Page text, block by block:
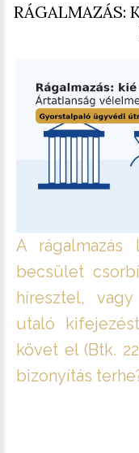
RÁGALMAZÁS:
A
becsület
híresztel,
utaló
követ el (Btk.
bizonyítás